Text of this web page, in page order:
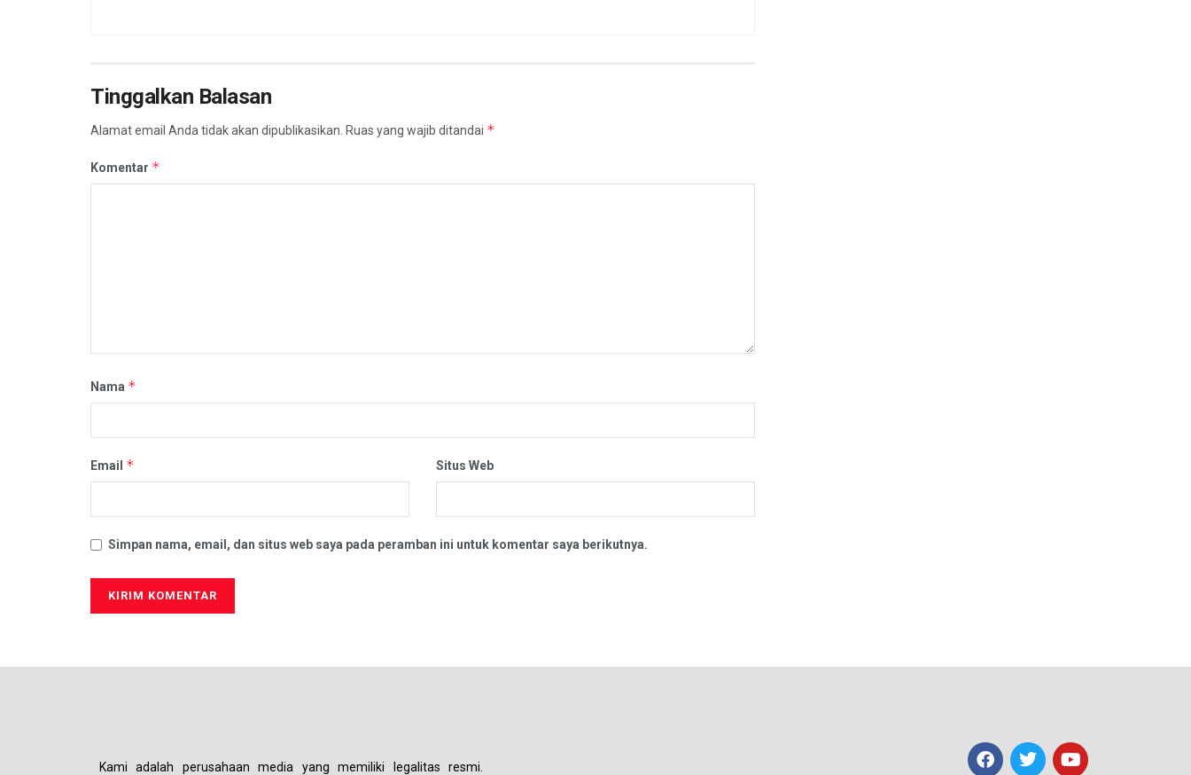
Tinggalkan Balasan
Alamat email Anda tidak akan dipublikasikan. Ruas yang wajib ditandai *
Komentar *
Nama *
Email * Situs Web
Simpan nama, email, dan situs web saya pada peramban ini untuk komentar saya berikutnya.
Kami adalah perusahaan media yang memiliki legalitas resmi.